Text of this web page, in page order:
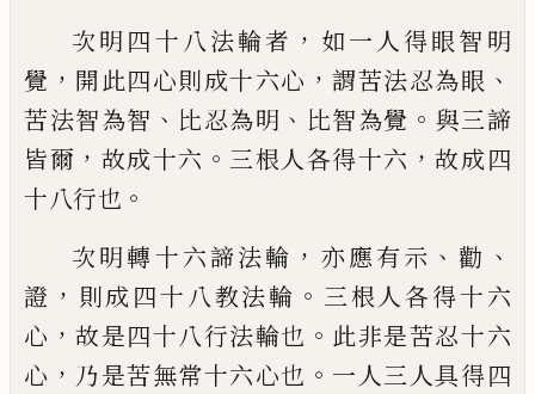
次明四十八法輪者 ， 如一人得眼智明
覺 ， 開此四心則成十六心 ，謂苦法忍為眼 、
苦法智為智 、 比忍為明 、 比智為覺 。 與三諦
皆爾 ， 故成十六 。 三根人各得十六 ，故成四
十八行也 。
次明轉十六諦法輪 ， 亦應有示 、勸 、
證 ， 則成四十八教法輪 。 三根人各得十六
心 ，故是四十八行法輪也 。 此非是苦忍十六
心 ， 乃是苦無常十六心也 。 一人三人具得四